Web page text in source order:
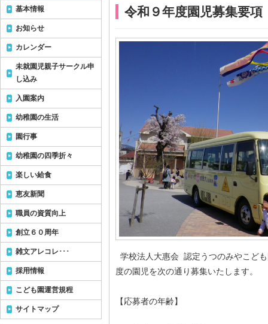
令和９年度園児募集要項
学校法人大惠会 認定うつのみやこど
度の園児を次の通り募集いたします。
【応募者の年齢】
基本情報
お知らせ
カレンダー
未就園児親子サークル申
し込み
入園案内
幼稚園の生活
園行事
幼稚園の四季折々
楽しい給食
恵友新聞
職員の資質向上
創立６０周年
雑文アレコレ･･･
採用情報
こども園運営規程
サイトマップ